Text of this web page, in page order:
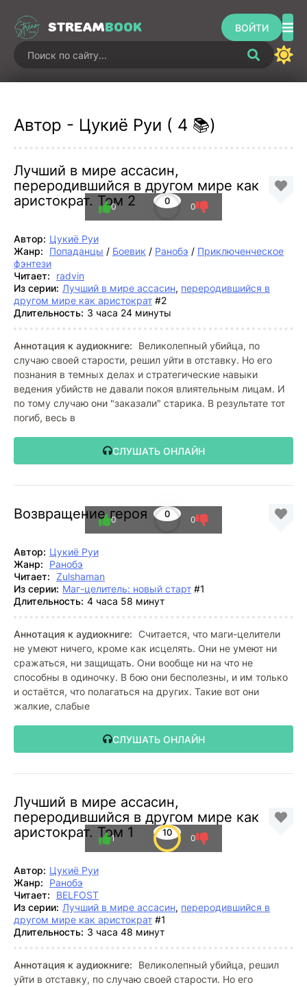
STREAMBOOK ВОЙТИ
Автор - Цукиё Руи ( 4 📚)
Лучший в мире ассасин,
переродившийся в другом мире как
аристократ. Том 2
0
0 0
Автор: Цукиё Руи
Жанр:
Попаданцы / Боевик / Ранобэ / Приключенческое
фэнтези
Читает:
radvin
Из серии: Лучший в мире ассасин, переродившийся в
другом мире как аристократ #2
Длительность: 3 часа 24 минуты
Аннотация к аудиокниге:
Великолепный убийца, по
случаю своей старости, решил уйти в отставку. Но его
познания в темных делах и стратегические навыки
ведения убийств не давали покоя влиятельным лицам. И
по тому случаю они "заказали" старика. В результате тот
погиб, весь в
СЛУШАТЬ ОНЛАЙН
Возвращение героя 0
0 0
Автор: Цукиё Руи
Жанр:
Ранобэ
Читает: Zulshaman
Из серии: Маг-целитель: новый старт #1
Длительность: 4 часа 58 минут
Аннотация к аудиокниге: Считается, что маги-целители
не умеют ничего, кроме как исцелять. Они не умеют ни
сражаться, ни защищать. Они вообще ни на что не
способны в одиночку. В бою они бесполезны, и им только
и остаётся, что полагаться на других. Такие вот они
жалкие, слабые
СЛУШАТЬ ОНЛАЙН
Лучший в мире ассасин,
переродившийся в другом мире как
аристократ. Том 1
10
1 0
Автор: Цукиё Руи
Жанр:
Ранобэ
Читает:
BELFOST
Из серии: Лучший в мире ассасин, переродившийся в
другом мире как аристократ #1
Длительность: 3 часа 48 минут
Аннотация к аудиокниге:
Великолепный убийца, решил
уйти в отставку, по случаю своей старости. Но его